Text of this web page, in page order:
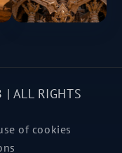
| ALL RIGHTS
of cookies